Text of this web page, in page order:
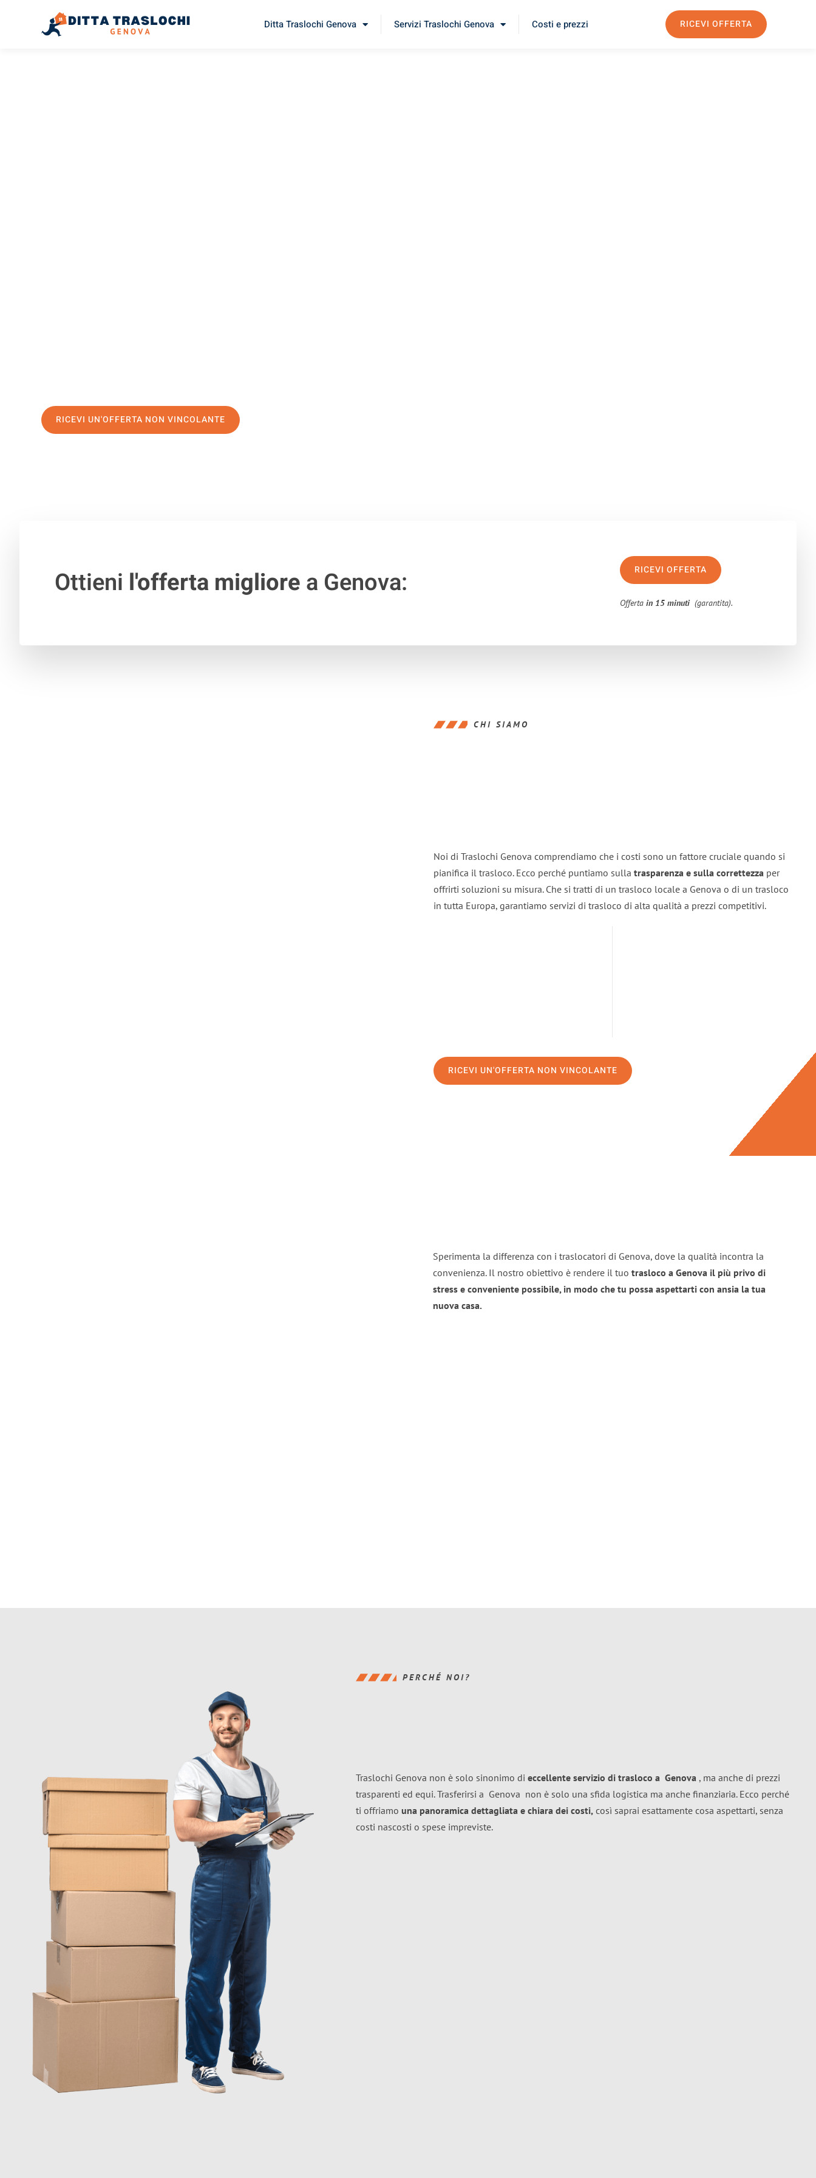
Ditta Traslochi Genova Servizi Traslochi Genova Costi e prezzi RICEVI OFFERTA
RICEVI UN'OFFERTA NON VINCOLANTE
Ottieni l'offerta migliorea Genova: RICEVI OFFERTA
Offertain 15 minuti (garantita).
CHI SIAMO
Noi di Traslochi Genova comprendiamo che i costi sono un fattore cruciale quando si
pianifica il trasloco. Ecco perché puntiamo sulla trasparenza e sulla correttezza per
offrirti soluzioni su misura. Che si tratti di un trasloco locale a Genova o di un trasloco
in tutta Europa, garantiamo servizi di trasloco di alta qualità a prezzi competitivi.
RICEVI UN'OFFERTA NON VINCOLANTE
Sperimenta la differenza con i traslocatori di Genova, dove la qualità incontra la
convenienza. Il nostro obiettivo è rendere il tuo trasloco a Genova il più privo di
stress e conveniente possibile, in modo che tu possa aspettarti con ansia la tua
nuova casa.
PERCHÉ NOI?
Traslochi Genova non è solo sinonimo di eccellente servizio di trasloco a Genova , ma anche di prezzi
trasparenti ed equi. Trasferirsi a Genova non è solo una sfida logistica ma anche finanziaria. Ecco perché
ti offriamo una panoramica dettagliata e chiara dei costi, così saprai esattamente cosa aspettarti, senza
costi nascosti o spese impreviste.